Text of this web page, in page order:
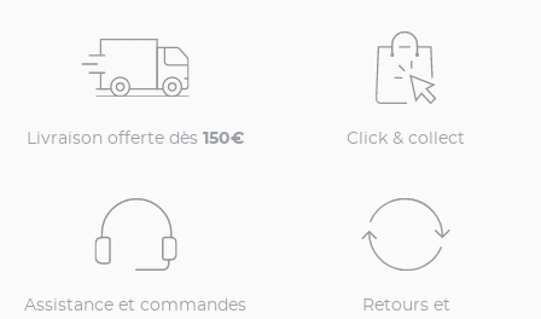
Livraison offerte dès 150€ Click & collect
Assistance et commandes
Retours et